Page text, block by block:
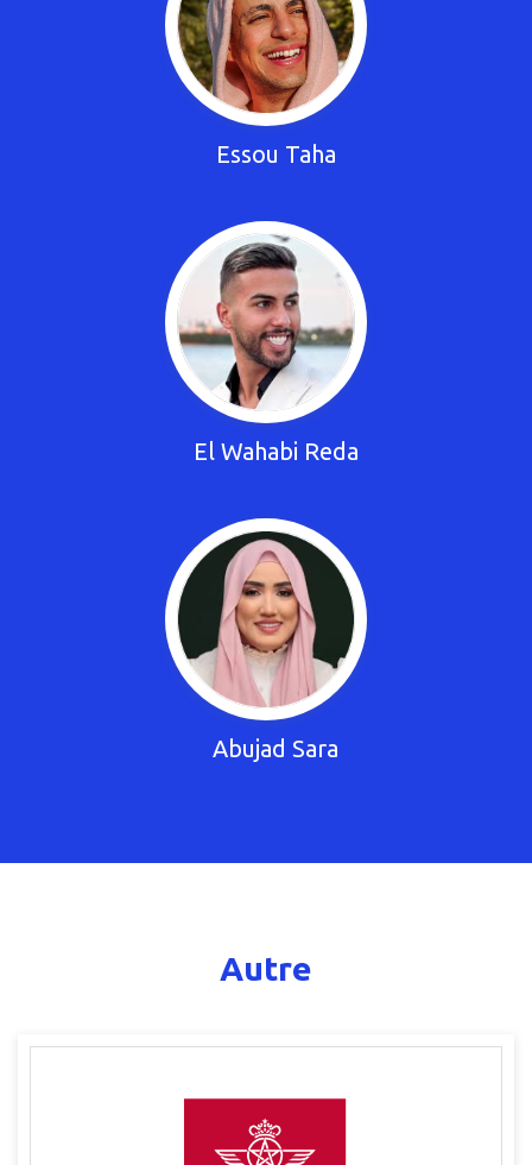
Essou Taha
El Wahabi Reda
Abujad Sara
Autre